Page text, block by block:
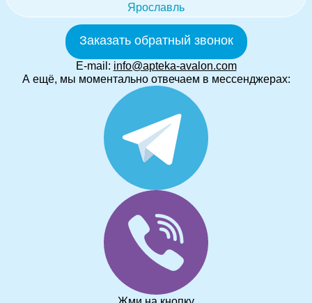
Ярославль
Заказать обратный звонок
E-mail: info@apteka-avalon.com
А ещё, мы моментально отвечаем в мессенджерах: